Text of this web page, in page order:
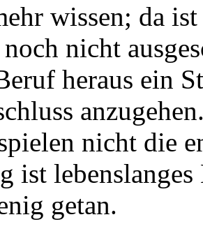
wissen; da
nicht
heraus ein
nicht die
ist
getan.